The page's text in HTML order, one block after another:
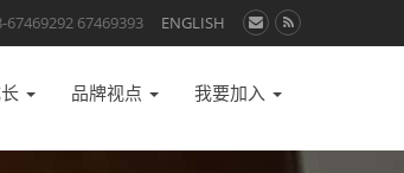
67469292 67469393 ENGLISH
品牌视点 我要加入